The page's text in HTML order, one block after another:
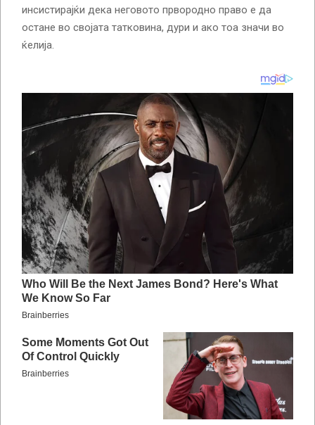
инсистирајќи дека неговото првородно право е да
остане во својата татковина, дури и ако тоа значи во
ќелија.